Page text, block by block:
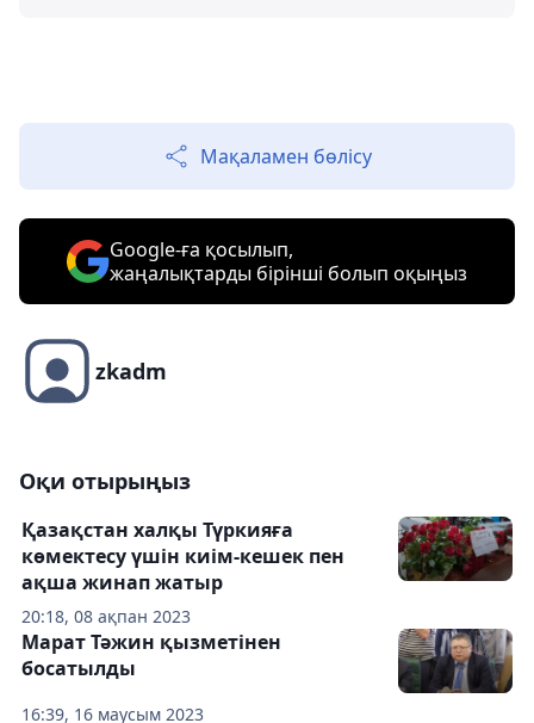
Мақаламен бөлісу
Google-ға қосылып,
жаңалықтарды бірінші болып оқыңыз
zkadm
Оқи отырыңыз
20:18, 08 ақпан 2023
Қазақстан халқы Түркияға
көмектесу үшін киім-кешек пен
ақша жинап жатыр
16:39, 16 маусым 2023
Марат Тәжин қызметінен
босатылды